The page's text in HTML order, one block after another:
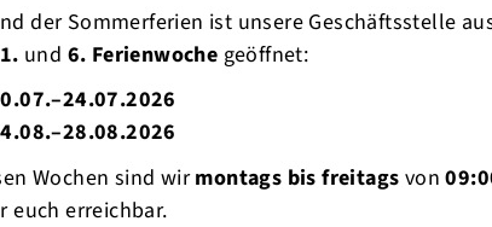
der Sommerferien ist unsere Geschäftsstelle
und 6. Ferienwoche geöffnet:
Wochen sind wirmontags bis freitags von
euch erreichbar.